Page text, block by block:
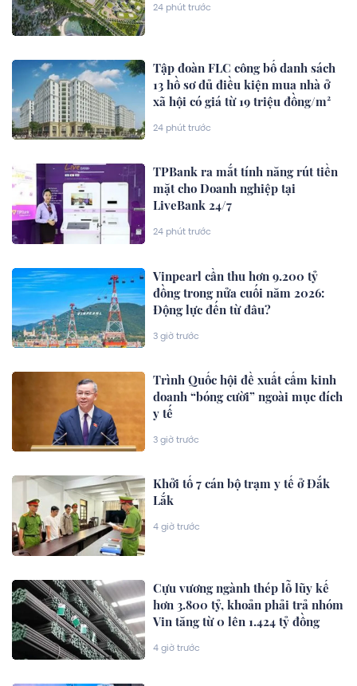
24 phút trước
Tập đoàn FLC công bố danh sách
13 hồ sơ đủ điều kiện mua nhà ở
xã hội có giá từ 19 triệu đồng/m²
24 phút trước
TPBank ra mắt tính năng rút tiền
mặt cho Doanh nghiệp tại
LiveBank 24/7
24 phút trước
Vinpearl cần thu hơn 9.200 tỷ
đồng trong nửa cuối năm 2026:
Động lực đến từ đâu?
3 giờ trước
Trình Quốc hội đề xuất cấm kinh
doanh “bóng cười” ngoài mục đích
y tế
3 giờ trước
Khởi tố 7 cán bộ trạm y tế ở Đắk
Lắk
4 giờ trước
Cựu vương ngành thép lỗ lũy kế
hơn 3.800 tỷ, khoản phải trả nhóm
Vin tăng từ 0 lên 1.424 tỷ đồng
4 giờ trước